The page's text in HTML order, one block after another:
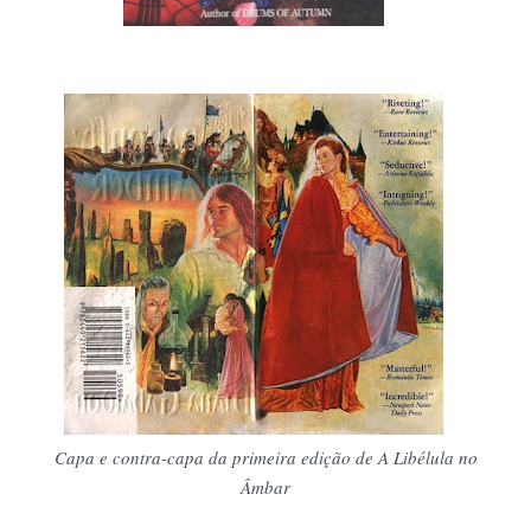
Capa e contra-capa da primeira edição de A Libélula no
Âmbar